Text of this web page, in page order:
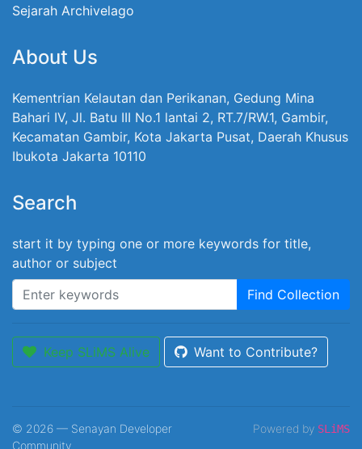
Sejarah Archivelago
About Us
Kementrian Kelautan dan Perikanan, Gedung Mina
Bahari IV, Jl. Batu III No.1 lantai 2, RT.7/RW.1, Gambir,
Kecamatan Gambir, Kota Jakarta Pusat, Daerah Khusus
Ibukota Jakarta 10110
Search
start it by typing one or more keywords for title,
author or subject
Find Collection
Keep SLiMS Alive Want to Contribute?
© 2026 — Senayan Developer
Community
Powered by SLiMS